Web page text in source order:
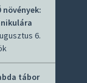
növények:
6.
tábor